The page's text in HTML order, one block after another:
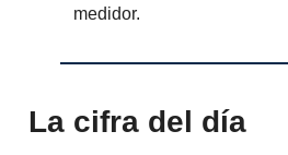
medidor.
La cifra del día